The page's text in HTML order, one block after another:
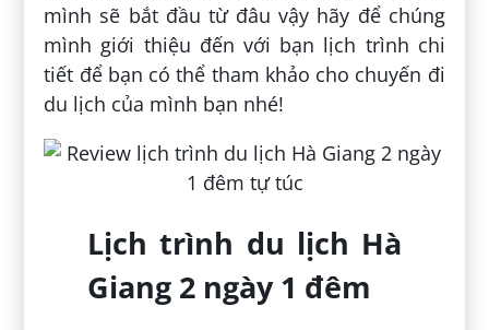
mình sẽ bắt đầu từ đâu vậy hãy để chúng
mình giới thiệu đến với bạn lịch trình chi
tiết để bạn có thể tham khảo cho chuyến đi
du lịch của mình bạn nhé!
Lịch trình du lịch Hà
Giang 2 ngày 1 đêm